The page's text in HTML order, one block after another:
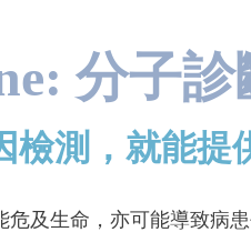
分子診
檢測，就能提
危及生命，亦可能導致病